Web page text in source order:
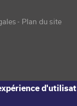
menu
Plan du site